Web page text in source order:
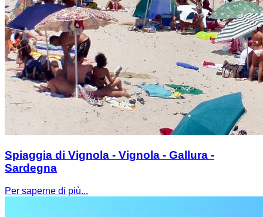
Spiaggia di Vignola - Vignola - Gallura -
Sardegna
Per saperne di più...